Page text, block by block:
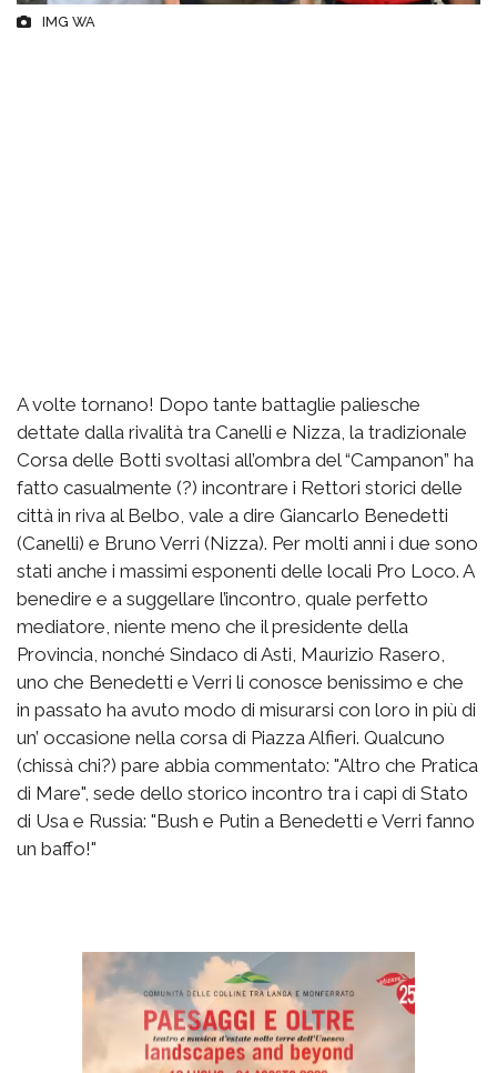
IMG WA
A volte tornano! Dopo tante battaglie paliesche
dettate dalla rivalità tra Canelli e Nizza, la tradizionale
Corsa delle Botti svoltasi all’ombra del “Campanon” ha
fatto casualmente (?) incontrare i Rettori storici delle
città in riva al Belbo, vale a dire Giancarlo Benedetti
(Canelli) e Bruno Verri (Nizza). Per molti anni i due sono
stati anche i massimi esponenti delle locali Pro Loco. A
benedire e a suggellare l’incontro, quale perfetto
mediatore, niente meno che il presidente della
Provincia, nonché Sindaco di Asti, Maurizio Rasero,
uno che Benedetti e Verri li conosce benissimo e che
in passato ha avuto modo di misurarsi con loro in più di
un’ occasione nella corsa di Piazza Alfieri. Qualcuno
(chissà chi?) pare abbia commentato: "Altro che Pratica
di Mare", sede dello storico incontro tra i capi di Stato
di Usa e Russia: "Bush e Putin a Benedetti e Verri fanno
un baffo!"